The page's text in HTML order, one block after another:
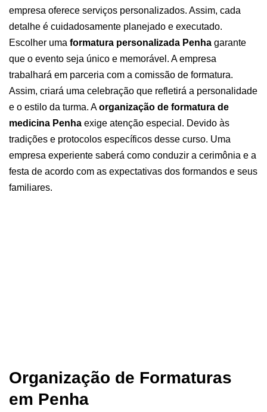
empresa oferece serviços personalizados. Assim, cada
detalhe é cuidadosamente planejado e executado.
Escolher uma formatura personalizada Penha garante
que o evento seja único e memorável. A empresa
trabalhará em parceria com a comissão de formatura.
Assim, criará uma celebração que refletirá a personalidade
e o estilo da turma. Aorganização de formatura de
medicina Penha exige atenção especial. Devido às
tradições e protocolos específicos desse curso. Uma
empresa experiente saberá como conduzir a cerimônia e a
festa de acordo com as expectativas dos formandos e seus
familiares.
Organização de Formaturas
em Penha